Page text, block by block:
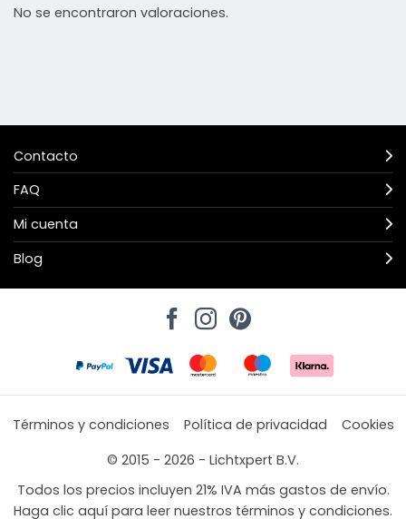
No se encontraron valoraciones.
Contacto
FAQ
Mi cuenta
Blog
Términos y condiciones Política de privacidad
Cookies
© 2015 - 2026 - Lichtxpert B.V.
Todos los precios incluyen 21% IVA más gastos de envío.
Haga clic aquí para leer nuestros términos y condiciones.